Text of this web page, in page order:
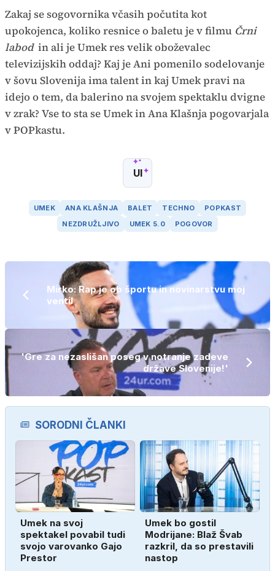
Zakaj se sogovornika včasih počutita kot
upokojenca, koliko resnice o baletu je v filmu Črni
labod in ali je Umek res velik oboževalec
televizijskih oddaj? Kaj je Ani pomenilo sodelovanje
v šovu Slovenija ima talent in kaj Umek pravi na
idejo o tem, da balerino na svojem spektaklu dvigne
v zrak? Vse to sta se Umek in Ana Klašnja pogovarjala
v POPkastu.
UI
UMEK ANA KLAŠNJA BALET TECHNO
POPKAST
NEZDRUŽLJIVO
UMEK 5.0 POGOVOR
Mirko: Rap je ob športu in novinarstvu moj
ventil
'Gre za nezaslišan poseg v notranje zadeve
države Slovenije!'
SORODNI ČLANKI
Umek na svoj
spektakel povabil tudi
svojo varovanko Gajo
Prestor
Umek bo gostil
Modrijane: Blaž Švab
razkril, da so prestavili
nastop